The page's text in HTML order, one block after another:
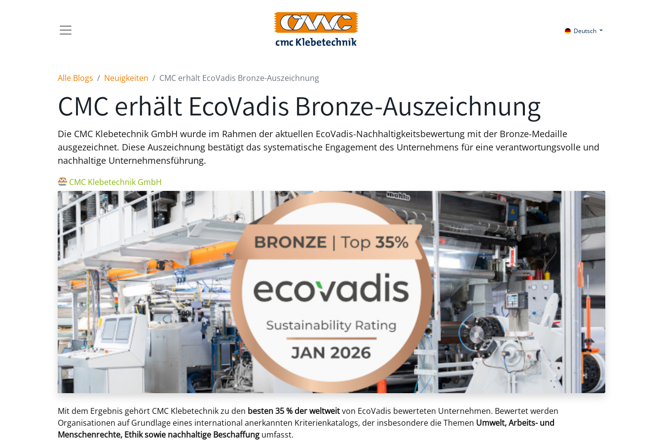
Deutsch
Alle Blogs Neuigkeiten CMC erhält EcoVadis Bronze-Auszeichnung
CMC erhält EcoVadis Bronze-Auszeichnung
Die CMC Klebetechnik GmbH wurde im Rahmen der aktuellen EcoVadis-Nachhaltigkeitsbewertung mit der Bronze-Medaille
ausgezeichnet. Diese Auszeichnung bestätigt das systematische Engagement des Unternehmens für eine verantwortungsvolle und
nachhaltige Unternehmensführung.
CMC Klebetechnik GmbH
Mit dem Ergebnis gehört CMC Klebetechnik zu den besten 35 % der weltweitvon EcoVadis bewerteten Unternehmen. Bewertet werden
Organisationen auf Grundlage eines international anerkannten Kriterienkatalogs, der insbesondere die Themen Umwelt, Arbeits- und
Menschenrechte, Ethik sowie nachhaltige Beschaffung umfasst.